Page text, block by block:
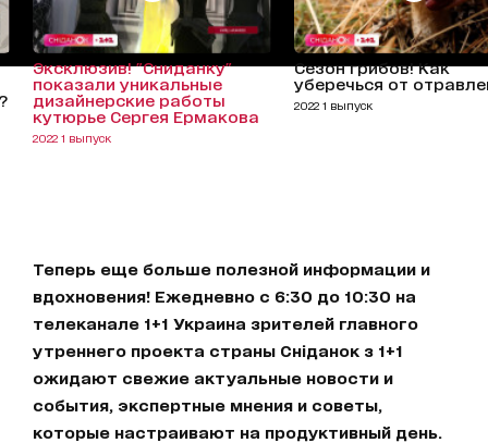
Эксклюзив! "Сниданку"
показали уникальные
дизайнерские работы
кутюрье Сергея Ермакова
2022 1 выпуск
Сезон грибов! Как
уберечься от
2022 1 выпуск
Теперь еще больше полезной информации и
вдохновения! Ежедневно с 6:30 до 10:30 на
телеканале 1+1 Украина зрителей главного
утреннего проекта страны Сніданок з 1+1
ожидают свежие актуальные новости и
события, экспертные мнения и советы,
которые настраивают на продуктивный день.